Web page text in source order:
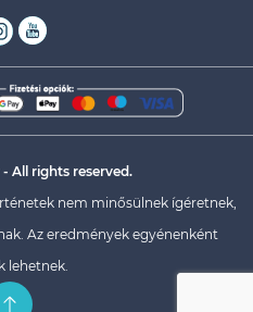
All rights reserved.
nem minősülnek ígéretnek,
Az eredmények egyénenként
lehetnek.